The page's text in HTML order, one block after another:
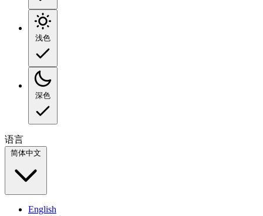
浅色
深色
语言
简体中文
English